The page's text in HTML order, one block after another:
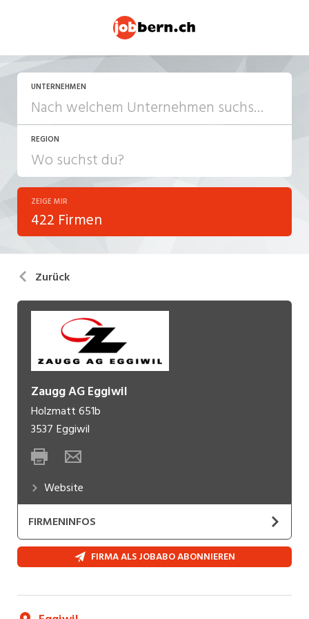
UNTERNEHMEN
REGION
ZEIGE MIR
422 Firmen
Zurück
Zaugg AG Eggiwil
Holzmatt 651b
3537 Eggiwil
Website
FIRMENINFOS
Die ZAUGG AG EGGIWIL ist ein weltweit
führendes Unternehmen in der Entwicklung und
die Schneeräumung auf Strassen, Schienen,
FIRMA ALS JOBABO ABONNIEREN